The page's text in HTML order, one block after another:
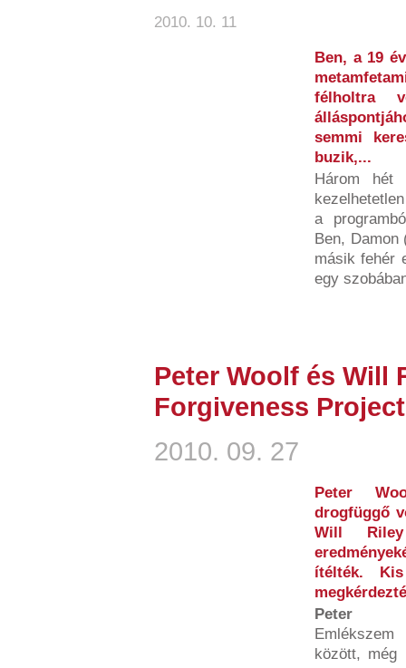
2010. 10. 11
Ben, a 19
félholtra
semmi
buzik,...
Három hét
a
Ben,
másik fehér
egy
Peter Woolf és Will
Forgiveness
2010. 09. 27
Peter
drogfüggő
Will Riley
ítélték.
Peter
között, még